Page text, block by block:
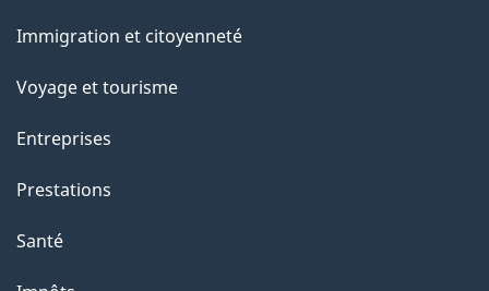
sujets
Immigration et citoyenneté
Voyage et tourisme
Entreprises
Prestations
Santé